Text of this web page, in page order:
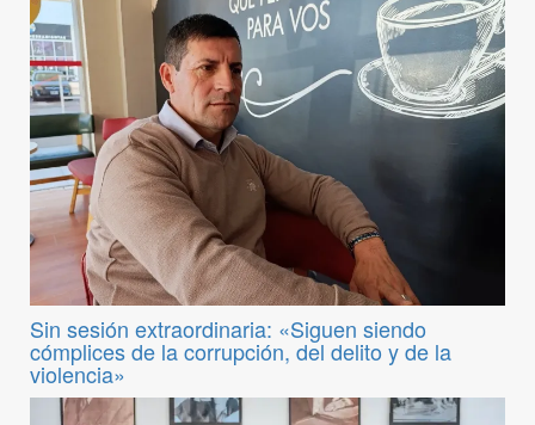
Sin sesión extraordinaria: «Siguen siendo
cómplices de la corrupción, del delito y de la
violencia»